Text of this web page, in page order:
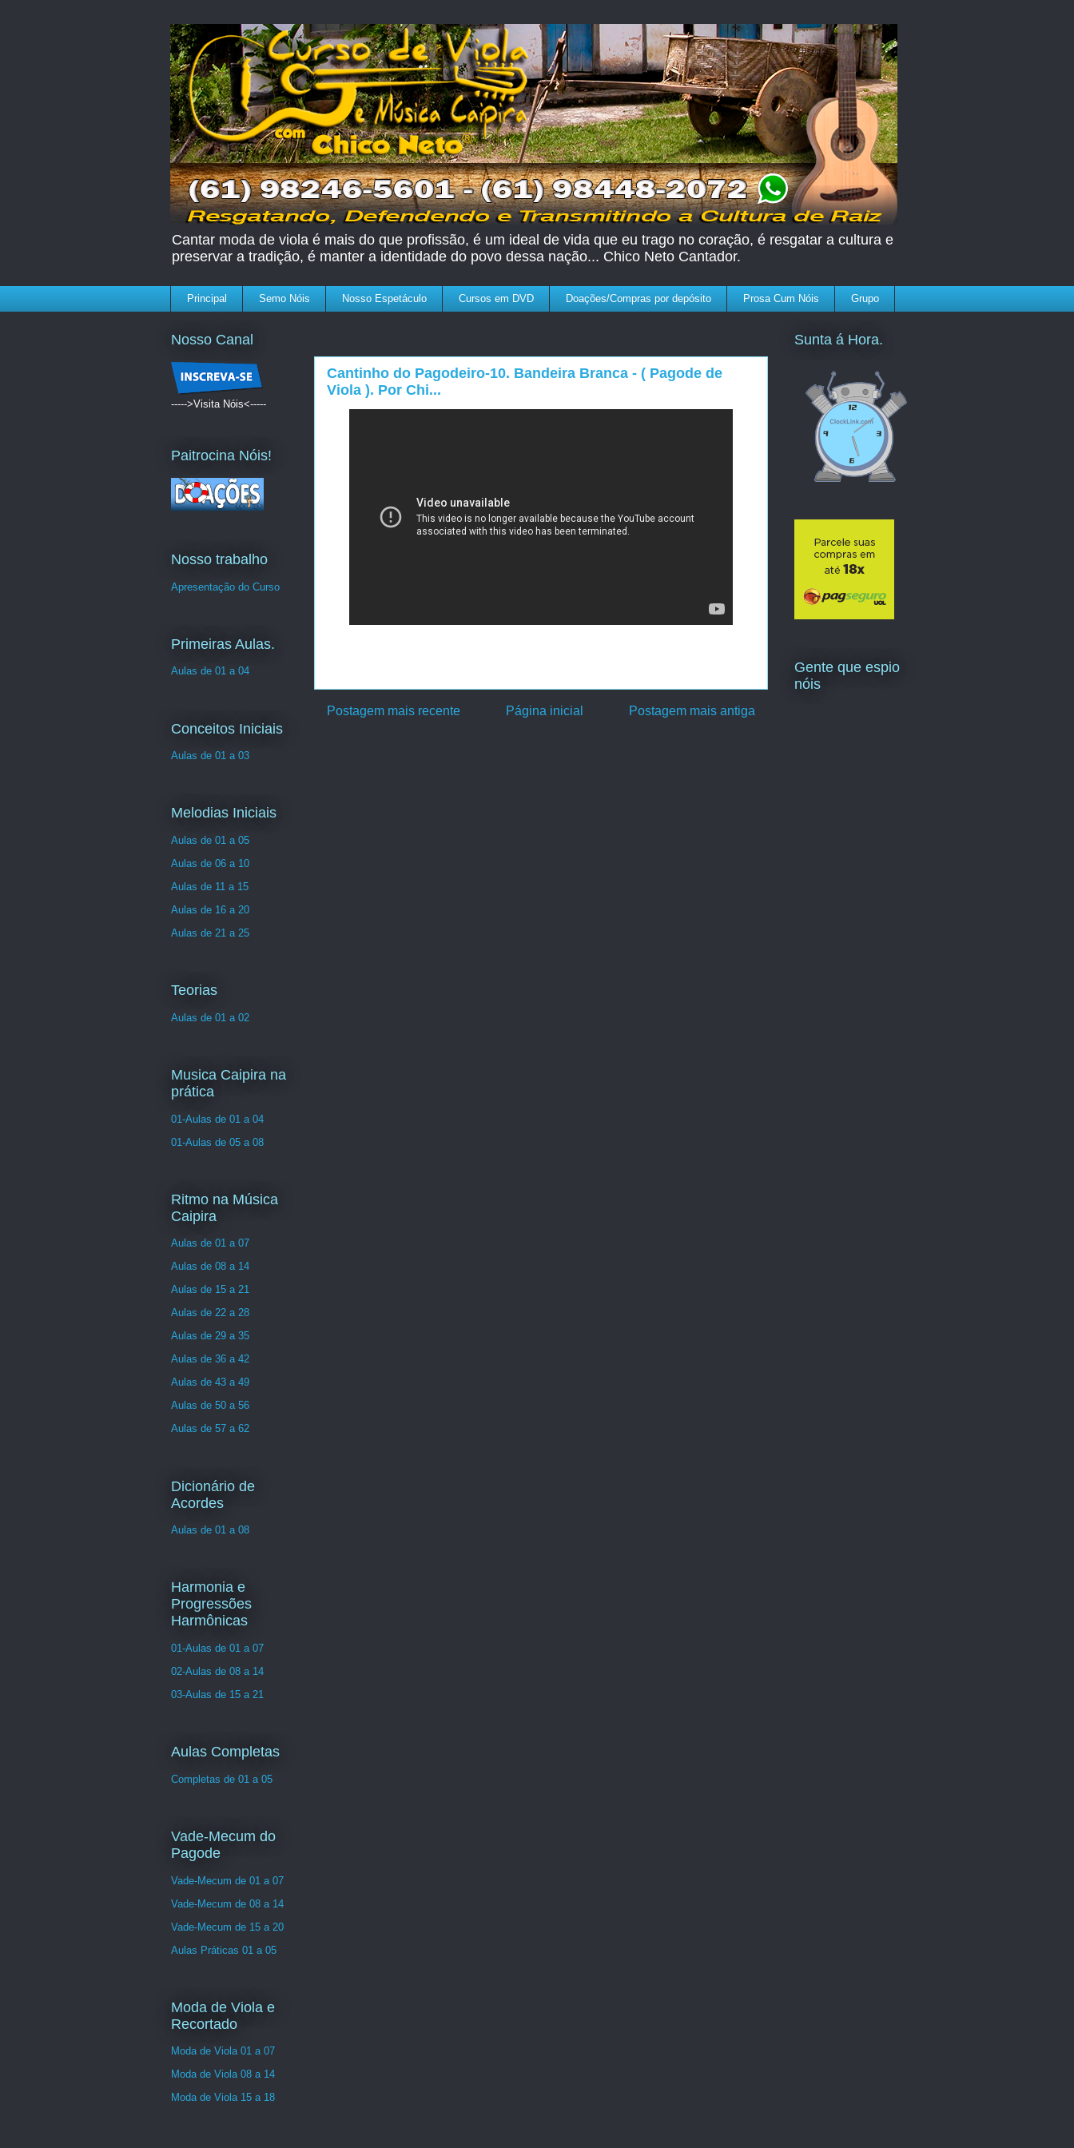
Cantar moda de viola é mais do que profissão, é um ideal de vida que eu trago no coração, é resgatar a cultura e
preservar a tradição, é manter a identidade do povo dessa nação... Chico Neto Cantador.
Principal Semo Nóis Nosso Espetáculo Cursos em DVD Doações/Compras por depósito Prosa Cum Nóis Grupo
Cantinho do Pagodeiro-10. Bandeira Branca - ( Pagode de
Viola ). Por Chi...
Postagem mais recente Postagem mais antiga
Página inicial
Nosso Canal
----->Visita Nóis<-----
Paitrocina Nóis!
Nosso trabalho
Apresentação do Curso
Primeiras Aulas.
Aulas de 01 a 04
Conceitos Iniciais
Aulas de 01 a 03
Melodias Iniciais
Aulas de 01 a 05
Aulas de 06 a 10
Aulas de 11 a 15
Aulas de 16 a 20
Aulas de 21 a 25
Teorias
Aulas de 01 a 02
Musica Caipira na
prática
01-Aulas de 01 a 04
01-Aulas de 05 a 08
Ritmo na Música
Caipira
Aulas de 01 a 07
Aulas de 08 a 14
Aulas de 15 a 21
Aulas de 22 a 28
Aulas de 29 a 35
Aulas de 36 a 42
Aulas de 43 a 49
Aulas de 50 a 56
Aulas de 57 a 62
Dicionário de
Acordes
Aulas de 01 a 08
Harmonia e
Progressões
Harmônicas
01-Aulas de 01 a 07
02-Aulas de 08 a 14
03-Aulas de 15 a 21
Aulas Completas
Completas de 01 a 05
Vade-Mecum do
Pagode
Vade-Mecum de 01 a 07
Vade-Mecum de 08 a 14
Vade-Mecum de 15 a 20
Aulas Práticas 01 a 05
Moda de Viola e
Recortado
Moda de Viola 01 a 07
Moda de Viola 08 a 14
Moda de Viola 15 a 18
Sunta á Hora.
Gente que espio
nóis